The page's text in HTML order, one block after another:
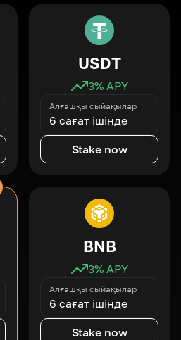
USDT
3% APY
Алғашқы сыйақылар
6 сағат ішінде
Stake now
BNB
3% APY
Алғашқы сыйақылар
6 сағат ішінде
Stake now